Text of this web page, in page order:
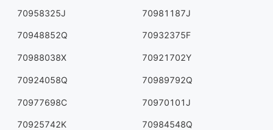
70958325J 70981187J
70948852Q 70932375F
70988038X 70921702Y
70924058Q 70989792Q
70977698C 70970101J
70925742K 70984548Q